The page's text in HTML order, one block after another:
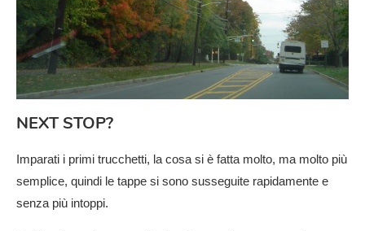
NEXT STOP?
Imparati i primi trucchetti, la cosa si è fatta molto, ma molto più
semplice, quindi le tappe si sono susseguite rapidamente e
senza più intoppi.